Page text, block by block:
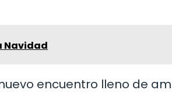
Navidad
encuentro lleno de